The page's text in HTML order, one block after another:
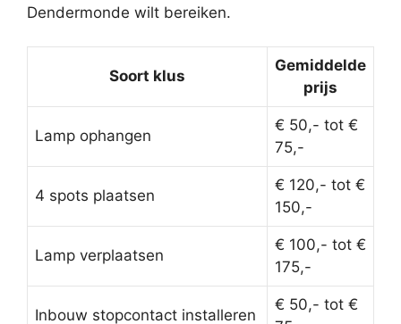
Dendermonde wilt bereiken.
Soort klus
Gemiddelde
prijs
Lamp ophangen
€ 50,- tot €
75,-
4 spots plaatsen
€ 120,- tot €
150,-
Lamp verplaatsen
€ 100,- tot €
175,-
Inbouw stopcontact installeren
€ 50,- tot €